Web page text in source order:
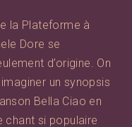
la Plateforme à
Dore se
d’origine. On
un synopsis
Bella Ciao en
chant si populaire